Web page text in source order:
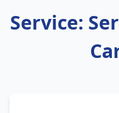
Service: